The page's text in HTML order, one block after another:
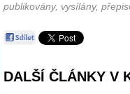
publikovány, vysílány,
DALŠÍ ČLÁNKY V